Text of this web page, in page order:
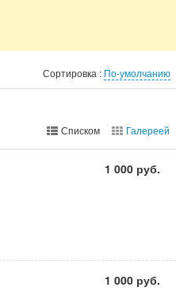
Сортировка : По-умолчанию
Списком Галереей
1 000 руб.
1 000 руб.